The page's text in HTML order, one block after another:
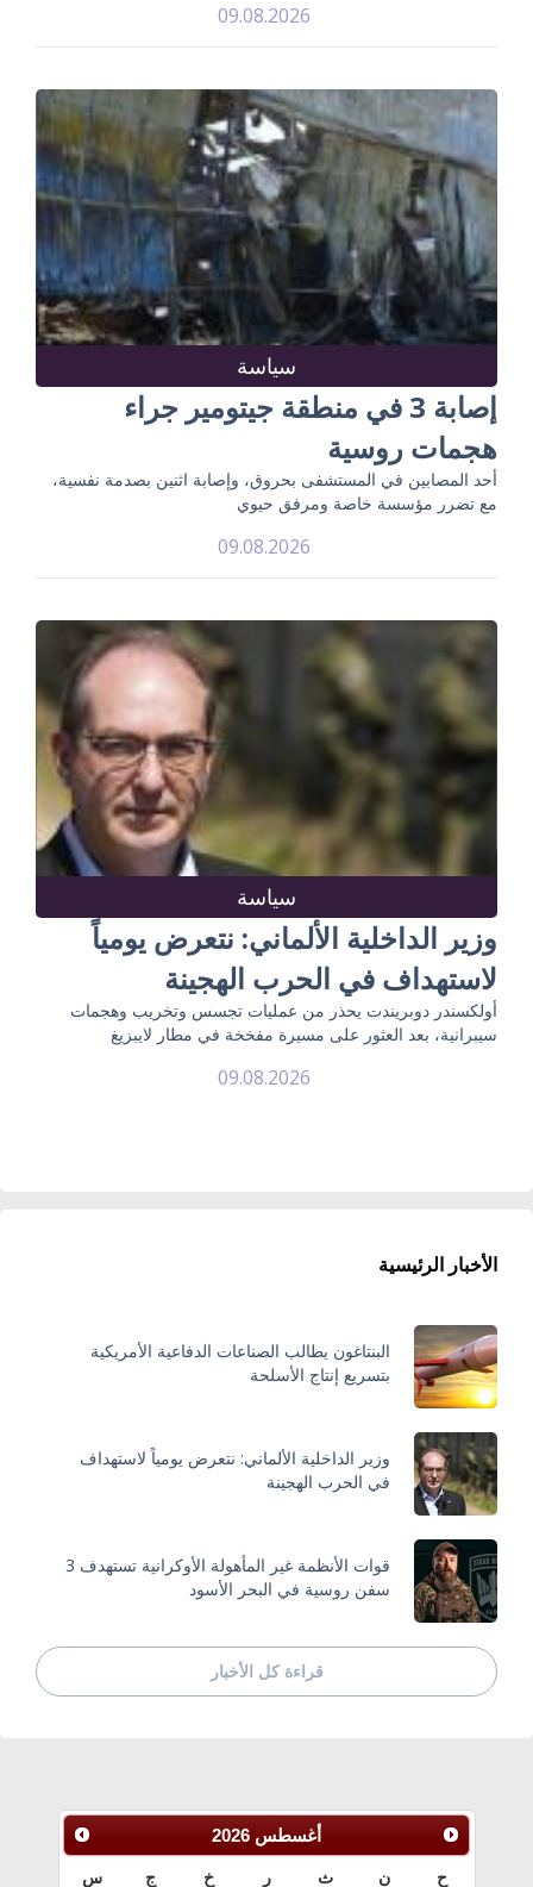
09.08.2026
سياسة
إصابة 3 في منطقة جيتومير جراء
هجمات روسية
أحد المصابين في المستشفى بحروق، وإصابة اثنين بصدمة نفسية،
مع تضرر مؤسسة خاصة ومرفق حيوي
09.08.2026
سياسة
وزير الداخلية الألماني: نتعرض يومياً
لاستهداف في الحرب الهجينة
أولكسندر دوبريندت يحذر من عمليات تجسس وتخريب وهجمات
سيبرانية، بعد العثور على مسيرة مفخخة في مطار لايبزيغ
09.08.2026
الأخبار الرئيسية
البنتاغون يطالب الصناعات الدفاعية الأمريكية
بتسريع إنتاج الأسلحة
وزير الداخلية الألماني: نتعرض يومياً لاستهداف
في الحرب الهجينة
قوات الأنظمة غير المأهولة الأوكرانية تستهدف 3
سفن روسية في البحر الأسود
قراءة كل الأخبار
أغسطس 2026
ح ن ث ر خ ج س